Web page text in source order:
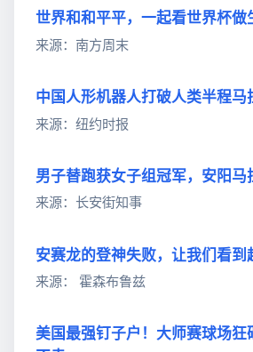
世界和和平平，一起看世界杯做
来源：南方周末
中国人形机器人打破人类半程马
来源：纽约时报
男子替跑获女子组冠军，安阳马
来源：长安街知事
安赛龙的登神失败，让我们看到
来源： 霍森布鲁兹
美国最强钉子户！大师赛球场狂